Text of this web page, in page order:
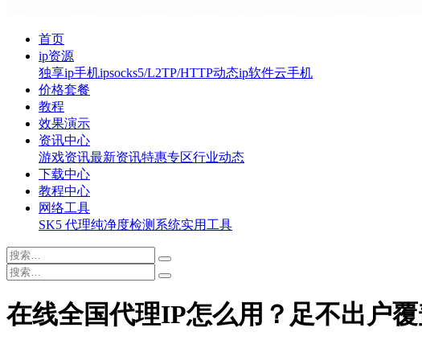
首页
ip资源
独享ip手机ipsocks5/L2TP/HTTP动态ip软件云手机
价格套餐
教程
效果演示
资讯中心
游戏资讯最新资讯特惠专区行业动态
下载中心
教程中心
网络工具
SK5 代理纯净度检测系统实用工具
在线全国代理IP怎么用？足不出户